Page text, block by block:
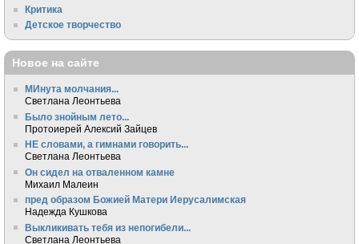
Критика
Детское творчество
Новое на сайте
МИнута молчания...
Светлана Леонтьева
Было знойным лето...
Протоиерей Алексий Зайцев
НЕ словами, а гимнами говорить...
Светлана Леонтьева
Он сидел на отваленном камне
Михаил Малеин
пред образом Божией Матери Иерусалимская
Надежда Кушкова
Выкликивать тебя из непогибели...
Светлана Леонтьева